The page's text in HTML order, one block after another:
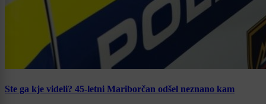
Ste ga kje videli? 45-letni Mariborčan odšel neznano kam